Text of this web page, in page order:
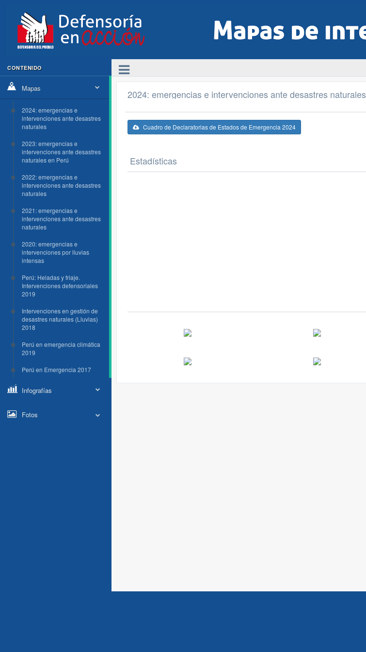
CONTENIDO
Mapas
2024: emergencias e
intervenciones ante desastres
naturales
2023: emergencias e
intervenciones ante desastres
naturales en Perú
2022: emergencias e
intervenciones ante desastres
naturales
2021: emergencias e
intervenciones ante desastres
naturales
2020: emergencias e
intervenciones por lluvias
intensas
Perú: Heladas y friaje.
Intervenciones defensoriales
2019
Intervenciones en gestión de
desastres naturales (Lluvias)
2018
Perú en emergencia climática
2019
Perú en Emergencia 2017
Infografías
Fotos
2024: emergencias e intervenciones ante desastres naturales
Cuadro de Declaratorias de Estados de Emergencia 2024
Estadísticas